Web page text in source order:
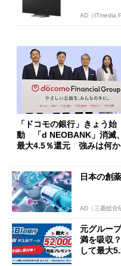
AD（ITmedia
「ドコモの銀行」きょう始
動 「d NEOBANK」消滅、
最大4.5％還元 強みは何か
日本の創
AD（三菱総合
元グルー
満を吸収
して最大